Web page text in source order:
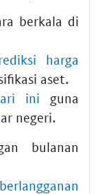
berkala di
harga
aset.
ini guna
negeri.
bulanan